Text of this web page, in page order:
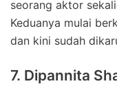
seorang aktor
Keduanya mulai
dan kini sudah
7. Dipannita